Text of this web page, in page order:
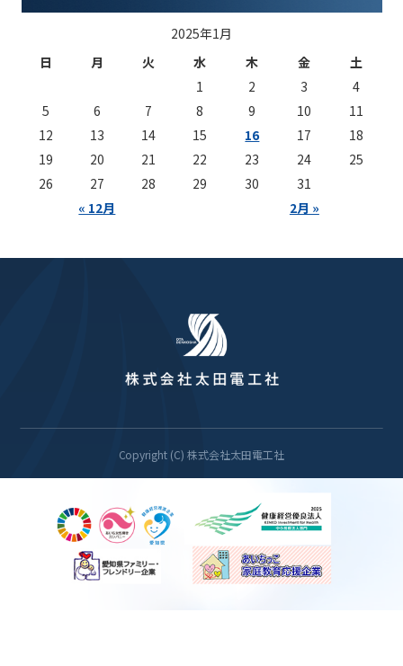
2025年1月
日
月 火 水 木 金 土
« 12月 2月 »
1 2 3
4
5
6 7 8 9 10
11
12
13 14 15 16 17
18
19
20 21 22 23 24
25
26
27 28 29 30 31
Copyright (C) 株式会社太田電工社